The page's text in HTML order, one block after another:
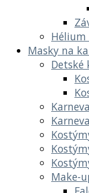
Hélium
Masky na
Detské
Make-